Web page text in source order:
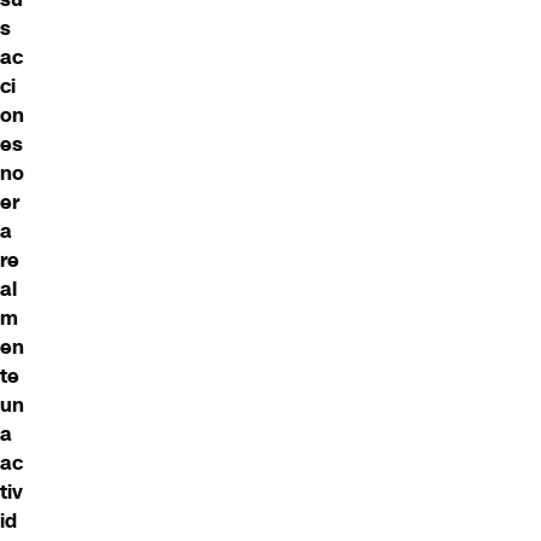
s
ac
ci
on
es
no
er
a
re
al
m
en
te
un
a
ac
tiv
id